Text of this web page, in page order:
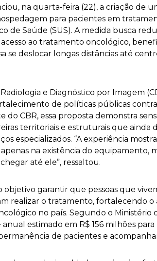
na quarta-feira (22), a criação de
para pacientes em
de Saúde (SUS). A medida busca
ao tratamento oncológico,
se deslocar longas distâncias até
e Diagnóstico por Imagem
de políticas públicas contra
do CBR, essa proposta demonstra
territoriais e estruturais que ainda
especializados. “A experiência
na existência do equipamento,
até ele”, ressaltou.
garantir que pessoas que
realizar o tratamento, fortalecendo o
no país. Segundo o Ministério
estimado em R$ 156 milhões para
de pacientes e